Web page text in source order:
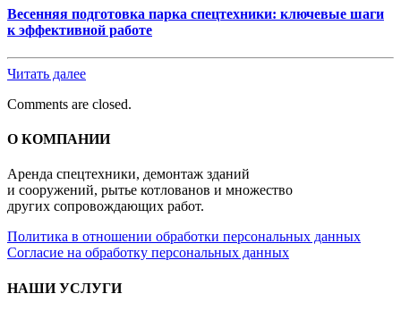
Весенняя подготовка парка спецтехники: ключевые шаги
к эффективной работе
Читать далее
Comments are closed.
О КОМПАНИИ
Аренда спецтехники, демонтаж зданий
и сооружений, рытье котлованов и множество
других сопровождающих работ.
Политика в отношении обработки персональных данных
Согласие на обработку персональных данных
НАШИ УСЛУГИ